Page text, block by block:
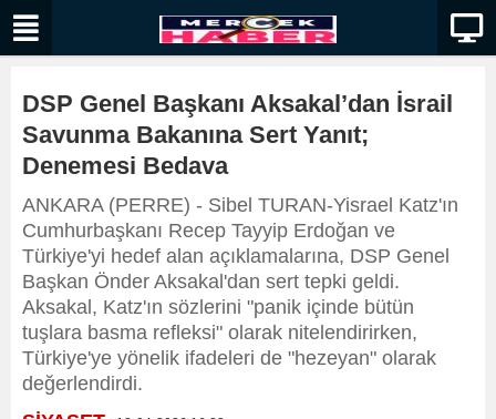
DSP Genel Başkanı Aksakal’dan İsrail
Savunma Bakanına Sert Yanıt;
Denemesi Bedava
ANKARA (PERRE) - Sibel TURAN-Yisrael Katz'ın
Cumhurbaşkanı Recep Tayyip Erdoğan ve
Türkiye'yi hedef alan açıklamalarına, DSP Genel
Başkan Önder Aksakal'dan sert tepki geldi.
Aksakal, Katz'ın sözlerini "panik içinde bütün
tuşlara basma refleksi" olarak nitelendirirken,
Türkiye'ye yönelik ifadeleri de "hezeyan" olarak
değerlendirdi.